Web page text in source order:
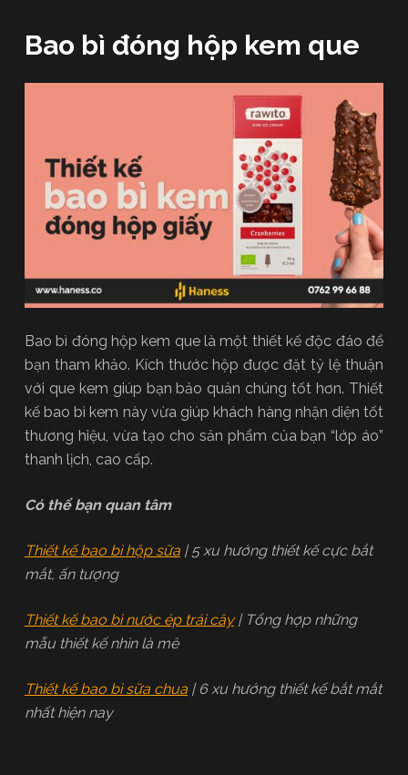
Bao bì đóng hộp kem que
Bao bì đóng hộp kem que là một thiết kế độc đáo để
bạn tham khảo. Kích thước hộp được đặt tỷ lệ thuận
với que kem giúp bạn bảo quản chúng tốt hơn. Thiết
kế bao bì kem này vừa giúp khách hàng nhận diện tốt
thương hiệu, vừa tạo cho sản phẩm của bạn “lớp áo”
thanh lịch, cao cấp.
Có thể bạn quan tâm
Thiết kế bao bì hộp sữa| 5 xu hướng thiết kế cực bắt
mắt, ấn tượng
Thiết kế bao bì nước ép trái cây| Tổng hợp những
mẫu thiết kế nhìn là mê
Thiết kế bao bì sữa chua| 6 xu hướng thiết kế bắt mắt
nhất hiện nay